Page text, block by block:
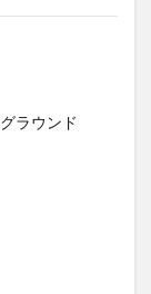
ラウンド